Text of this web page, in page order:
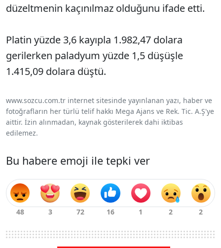
düzeltmenin kaçınılmaz olduğunu ifade etti.
Platin yüzde 3,6 kayıpla 1.982,47 dolara
gerilerken paladyum yüzde 1,5 düşüşle
1.415,09 dolara düştü.
www.sozcu.com.tr internet sitesinde yayınlanan yazı, haber ve
fotoğrafların her türlü telif hakkı Mega Ajans ve Rek. Tic. A.Ş'ye
aittir. İzin alınmadan, kaynak gösterilerek dahi iktibas
edilemez.
Bu habere emoji ile tepki ver